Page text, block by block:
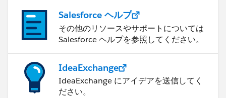
Salesforce ヘルプ
その他のリソースやサポートについては
Salesforce ヘルプを参照してください。
IdeaExchange
IdeaExchange にアイデアを送信してく
ださい。